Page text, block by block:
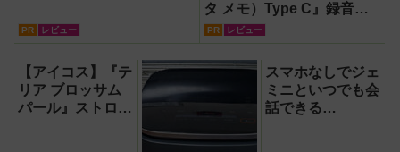
PR レビュー
タ メモ）Type C』録音か
らAI自動文字起こし・翻
スレコーダー！【議事録作
PR レビュー
【アイコス】『テ
リア ブロッサム
パール』ストロベ
スマホなしでジェ
ミニといつでも会
話できる